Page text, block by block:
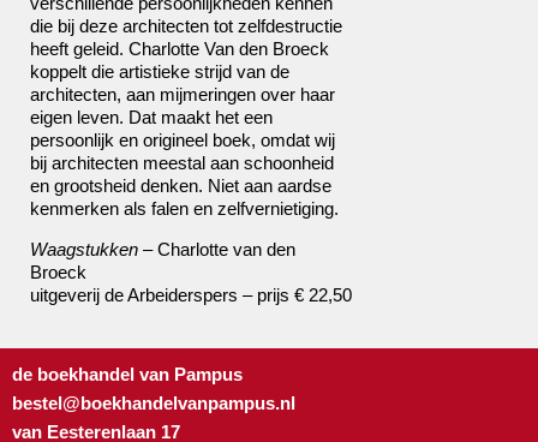
die bij deze architecten tot zelfdestructie
heeft geleid. Charlotte Van den Broeck
koppelt die artistieke strijd van de
architecten, aan mijmeringen over haar
eigen leven. Dat maakt het een
persoonlijk en origineel boek, omdat wij
bij architecten meestal aan schoonheid
en grootsheid denken. Niet aan aardse
kenmerken als falen en zelfvernietiging.
Waagstukken – Charlotte van den
Broeck
uitgeverij de Arbeiderspers – prijs € 22,50
de boekhandel van Pampus
bestel@boekhandelvanpampus.nl
van Eesterenlaan 17